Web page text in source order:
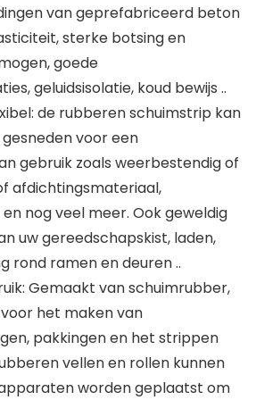
van geprefabriceerd beton
sterke botsing en
goede
geluidsisolatie, koud bewijs ..
de rubberen schuimstrip kan
voor een
gebruik zoals weerbestendig of
afdichtingsmateriaal,
nog veel meer. Ook geweldig
uw gereedschapskist, laden,
rond ramen en deuren ..
Gemaakt van schuimrubber,
het maken van
pakkingen en het strippen
vellen en rollen kunnen
worden geplaatst om